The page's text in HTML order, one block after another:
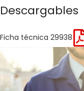
Descargables
Ficha técnica 29938